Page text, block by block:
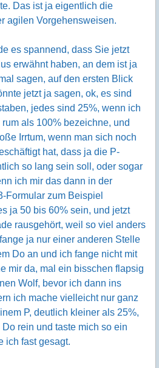
Das ist ja eigentlich die
agilen Vorgehensweisen.
es spannend, dass Sie jetzt
erwähnt haben, an dem ist ja
sagen, auf den ersten Blick
jetzt ja sagen, ok, es sind
jedes sind 25%, wenn ich
als 100% bezeichne, und
Irrtum, wenn man sich noch
hat, dass ja die P-
so lang sein soll, oder sogar
ich mir das dann in der
Formular zum Beispiel
ja 50 bis 60% sein, und jetzt
rausgehört, weil so viel anders
ja nur einer anderen Stelle
Do an und ich fange nicht mit
mir da, mal ein bisschen flapsig
Wolf, bevor ich dann ins
ich mache vielleicht nur ganz
P, deutlich kleiner als 25%,
rein und taste mich so ein
ich fast gesagt.